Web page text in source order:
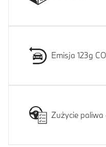
Emisja 123g
Zużycie paliwa